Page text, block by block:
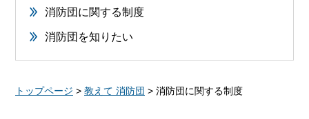
消防団に関する制度
消防団を知りたい
トップページ > 教えて 消防団 > 消防団に関する制度